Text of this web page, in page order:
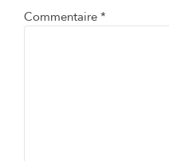
Commentaire *